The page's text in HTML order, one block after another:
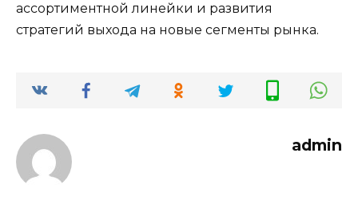
ассортиментной линейки и развития
стратегий выхода на новые сегменты рынка.
admin